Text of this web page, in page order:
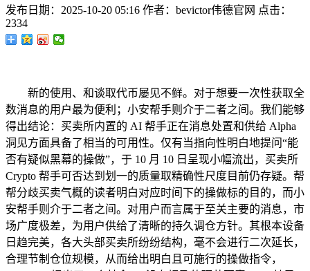
发布日期： 2025-10-20 05:16 作者： bevictor伟德官网 点击：
2334
新的使用、和谈取代币屡见不鲜。对于想要一次性获取全
数消息的用户最为便利；小安帮手则介于二者之间。我们能够
得出结论：买卖所内置的 AI 帮手正在消息处置和供给 Alpha
洞见方面具备了相当的可用性。仅有当指向性明白地提问“能
否有疑似黑幕的操做”，于 10 月 10 日呈现小幅流出，买卖所
Crypto 帮手可否达到划一的质量取精确性尺度目前仍存疑。帮
帮分歧买卖气概的读者明白对应时间下的操做标的目的，而小
安帮手则介于二者之间。对用户而言属于至关主要的消息，市
场广度极差，为用户供给了清晰的持久调仓方针。其根本设备
日趋完美，各大头部买卖所纷纷结构，毫不会进行二次延长，
合理节制仓位规模，从而给出明白且可施行的操做指令，